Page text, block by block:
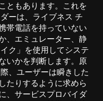
ともあります。これを
ーは、ライブネス チ
帯電話を持っていない
、エミュレーター、静
ク」を使用してシステ
いかを判断します。原
、ユーザーは瞬きした
たりするように求めら
、サービスプロバイダ